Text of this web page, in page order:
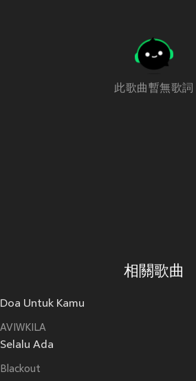
此歌曲暫無歌詞
相關歌曲
Doa Untuk Kamu
AVIWKILA
Selalu Ada
Blackout